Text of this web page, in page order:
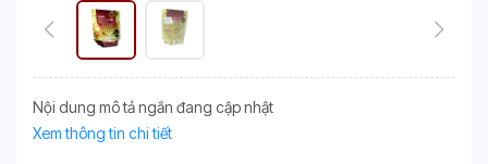
Nội dung mô tả ngắn đang cập nhật
Xem thông tin chi tiết